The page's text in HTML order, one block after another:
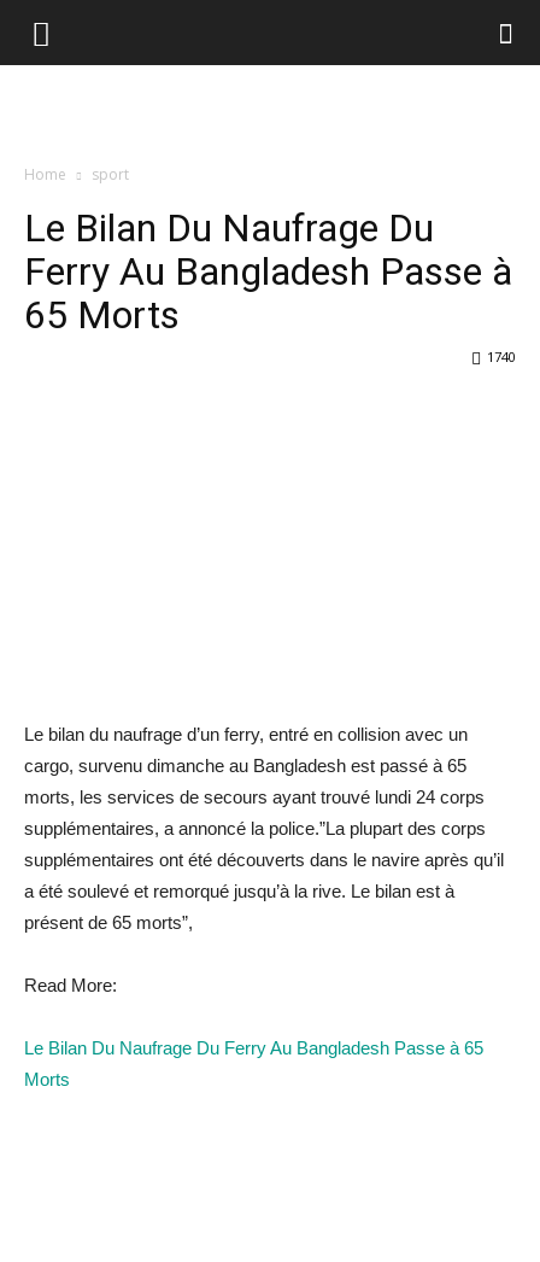
Home sport
Le Bilan Du Naufrage Du
Ferry Au Bangladesh Passe à
65 Morts
1740
Le bilan du naufrage d’un ferry, entré en collision avec un
cargo, survenu dimanche au Bangladesh est passé à 65
morts, les services de secours ayant trouvé lundi 24 corps
supplémentaires, a annoncé la police.”La plupart des corps
supplémentaires ont été découverts dans le navire après qu’il
a été soulevé et remorqué jusqu’à la rive. Le bilan est à
présent de 65 morts”,
Read More:
Le Bilan Du Naufrage Du Ferry Au Bangladesh Passe à 65
Morts